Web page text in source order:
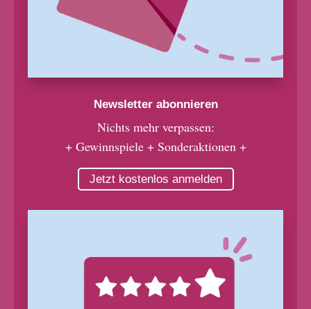
Newsletter abonnieren
Nichts mehr verpassen:
+ Gewinnspiele + Sonderaktionen +
Jetzt kostenlos anmelden